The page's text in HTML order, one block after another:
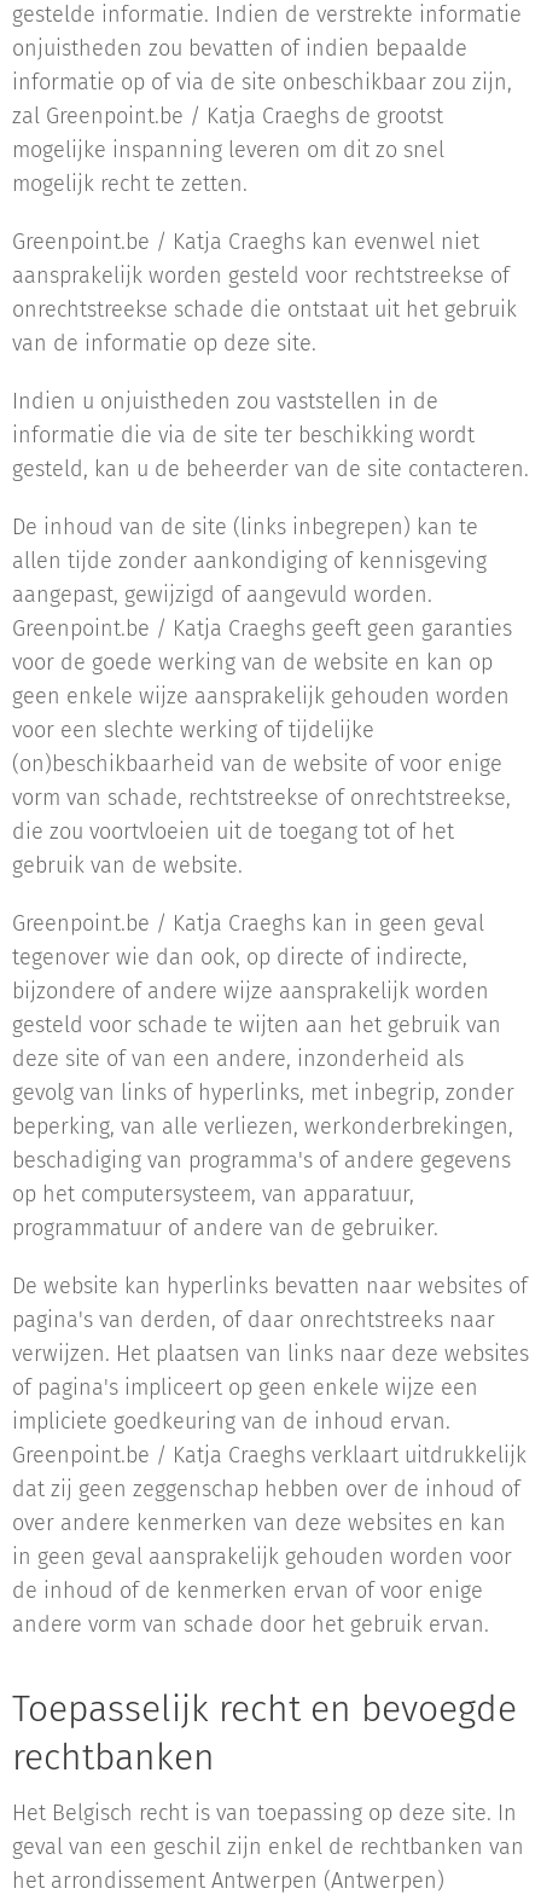
gestelde informatie. Indien de verstrekte informatie
onjuistheden zou bevatten of indien bepaalde
informatie op of via de site onbeschikbaar zou zijn,
zal Greenpoint.be / Katja Craeghs de grootst
mogelijke inspanning leveren om dit zo snel
mogelijk recht te zetten.
Greenpoint.be / Katja Craeghs kan evenwel niet
aansprakelijk worden gesteld voor rechtstreekse of
onrechtstreekse schade die ontstaat uit het gebruik
van de informatie op deze site.
Indien u onjuistheden zou vaststellen in de
informatie die via de site ter beschikking wordt
gesteld, kan u de beheerder van de site contacteren.
De inhoud van de site (links inbegrepen) kan te
allen tijde zonder aankondiging of kennisgeving
aangepast, gewijzigd of aangevuld worden.
Greenpoint.be / Katja Craeghs geeft geen garanties
voor de goede werking van de website en kan op
geen enkele wijze aansprakelijk gehouden worden
voor een slechte werking of tijdelijke
(on)beschikbaarheid van de website of voor enige
vorm van schade, rechtstreekse of onrechtstreekse,
die zou voortvloeien uit de toegang tot of het
gebruik van de website.
Greenpoint.be / Katja Craeghs kan in geen geval
tegenover wie dan ook, op directe of indirecte,
bijzondere of andere wijze aansprakelijk worden
gesteld voor schade te wijten aan het gebruik van
deze site of van een andere, inzonderheid als
gevolg van links of hyperlinks, met inbegrip, zonder
beperking, van alle verliezen, werkonderbrekingen,
beschadiging van programma's of andere gegevens
op het computersysteem, van apparatuur,
programmatuur of andere van de gebruiker.
De website kan hyperlinks bevatten naar websites of
pagina's van derden, of daar onrechtstreeks naar
verwijzen. Het plaatsen van links naar deze websites
of pagina's impliceert op geen enkele wijze een
impliciete goedkeuring van de inhoud ervan.
Greenpoint.be / Katja Craeghs verklaart uitdrukkelijk
dat zij geen zeggenschap hebben over de inhoud of
over andere kenmerken van deze websites en kan
in geen geval aansprakelijk gehouden worden voor
de inhoud of de kenmerken ervan of voor enige
andere vorm van schade door het gebruik ervan.
Toepasselijk recht en bevoegde
rechtbanken
Het Belgisch recht is van toepassing op deze site. In
geval van een geschil zijn enkel de rechtbanken van
het arrondissement Antwerpen (Antwerpen)